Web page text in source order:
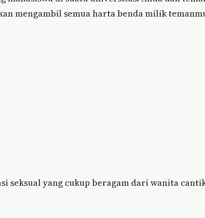
mengambil semua harta benda milik
seksual yang cukup beragam dari wanita